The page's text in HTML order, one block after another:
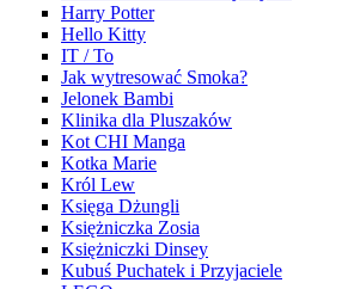
Harry Potter
Hello Kitty
IT / To
Jak wytresować Smoka?
Jelonek Bambi
Klinika dla Pluszaków
Kot CHI Manga
Kotka Marie
Król Lew
Księga Dżungli
Księżniczka Zosia
Księżniczki Dinsey
Kubuś Puchatek i Przyjaciele